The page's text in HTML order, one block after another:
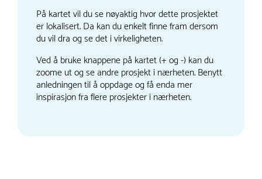
På kartet vil du se nøyaktig hvor dette prosjektet
er lokalisert. Da kan du enkelt finne fram dersom
du vil dra og se det i virkeligheten.
Ved å bruke knappene på kartet (+ og -) kan du
zoome ut og se andre prosjekt i nærheten. Benytt
anledningen til å oppdage og få enda mer
inspirasjon fra flere prosjekter i nærheten.